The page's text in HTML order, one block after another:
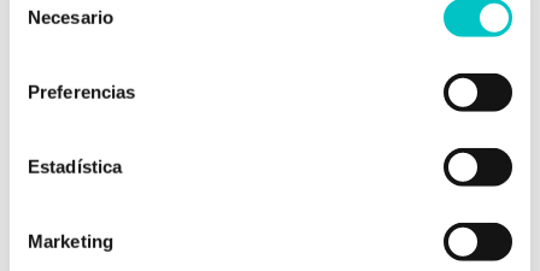
Necesario
Preferencias
Estadística
Marketing
modalidades son igual de útiles para
trabajar en
Nuestro mayor logro es conseguir que nuestros
pacientes consigan superar el momento difícil por
el que esté pasando en su vida. Para ello ponemos
el corazón y el alma en cada uno de los casos.
también contigo, será fundamental. Nosotros te
damos las mejores herramientas. Tú, te encargas